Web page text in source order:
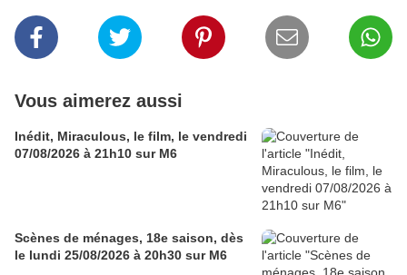
Vous aimerez aussi
Inédit, Miraculous, le film, le vendredi
07/08/2026 à 21h10 sur M6
Scènes de ménages, 18e saison, dès
le lundi 25/08/2026 à 20h30 sur M6